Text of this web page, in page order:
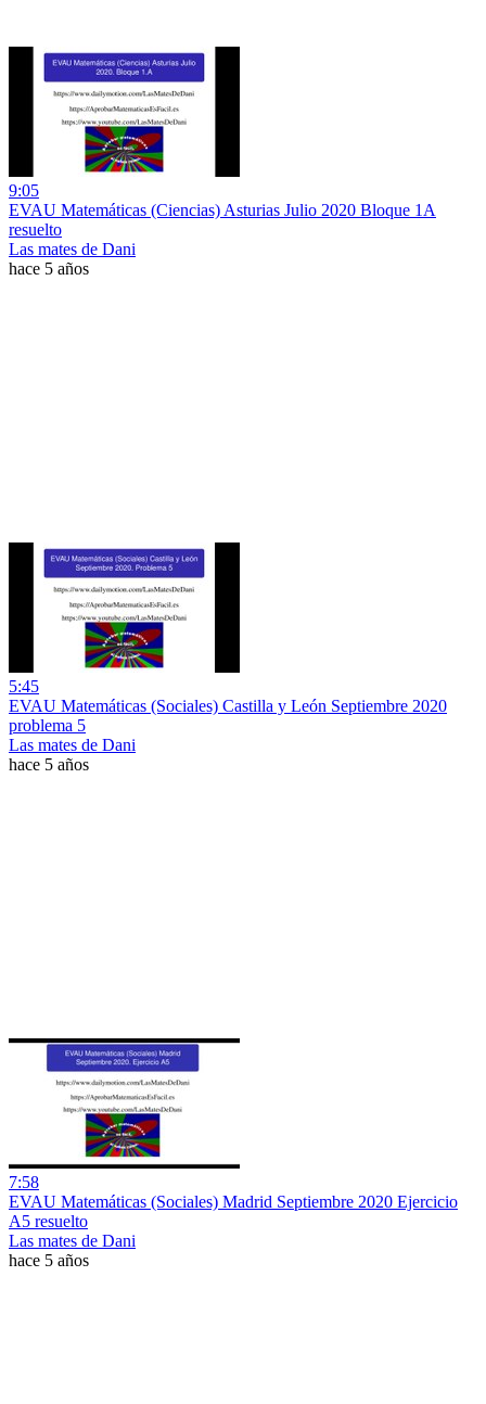
9:05
EVAU Matemáticas (Ciencias) Asturias Julio 2020 Bloque 1A
resuelto
Las mates de Dani
hace 5 años
5:45
EVAU Matemáticas (Sociales) Castilla y León Septiembre 2020
problema 5
Las mates de Dani
hace 5 años
7:58
EVAU Matemáticas (Sociales) Madrid Septiembre 2020 Ejercicio
A5 resuelto
Las mates de Dani
hace 5 años